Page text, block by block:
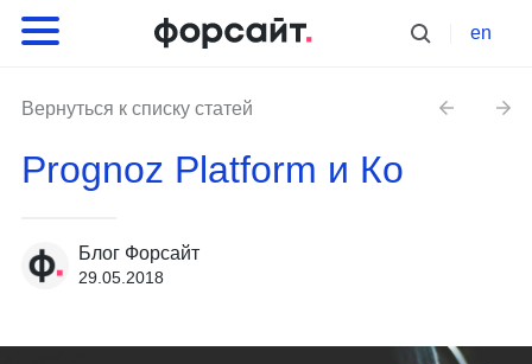
en
Вернуться к списку статей
Prognoz Platform и Ко
Блог Форсайт
29.05.2018